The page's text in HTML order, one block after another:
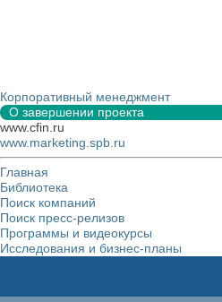
Корпоративный менеджмент
О завершении проекта
www.cfin.ru
www.marketing.spb.ru
Главная
Библиотека
Поиск компаний
Поиск пресс-релизов
Программы и видеокурсы
Исследования и бизнес-планы